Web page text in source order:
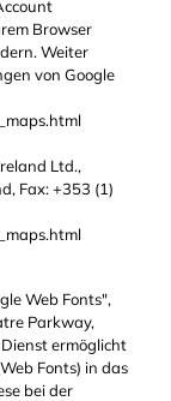
Browser
Weiter
von Google
Ltd.,
Fax: +353 (1)
Web Fonts",
Parkway,
ermöglicht
Fonts) in das
bei der